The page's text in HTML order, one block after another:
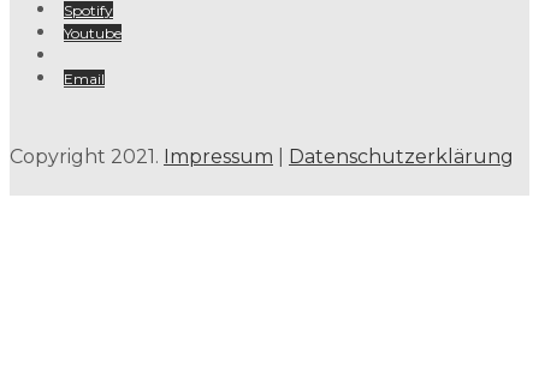
Spotify
Youtube
Email
Copyright 2021. Impressum Datenschutzerklärung